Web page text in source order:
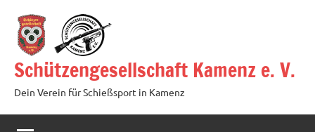
Inhalt
springen
Schützengesellschaft Kamenz e. V.
Dein Verein für Schießsport in Kamenz